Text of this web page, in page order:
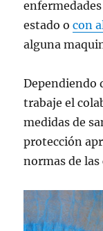
estado ocon
alguna
Dependiendo
trabaje el
medidas de
protección
normas de las